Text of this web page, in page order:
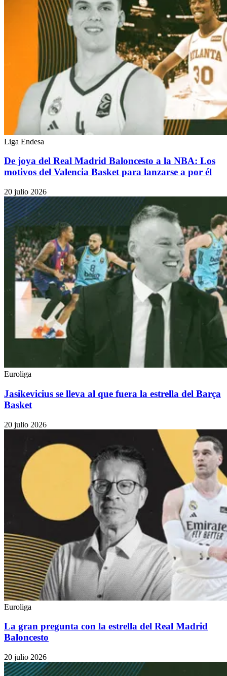
Liga Endesa
De joya del Real Madrid Baloncesto a la NBA: Los
motivos del Valencia Basket para lanzarse a por él
20 julio 2026
Euroliga
Jasikevicius se lleva al que fuera la estrella del Barça
Basket
20 julio 2026
Euroliga
La gran pregunta con la estrella del Real Madrid
Baloncesto
20 julio 2026